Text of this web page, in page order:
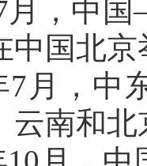
月，中
中国北京
7月，中
云南和北